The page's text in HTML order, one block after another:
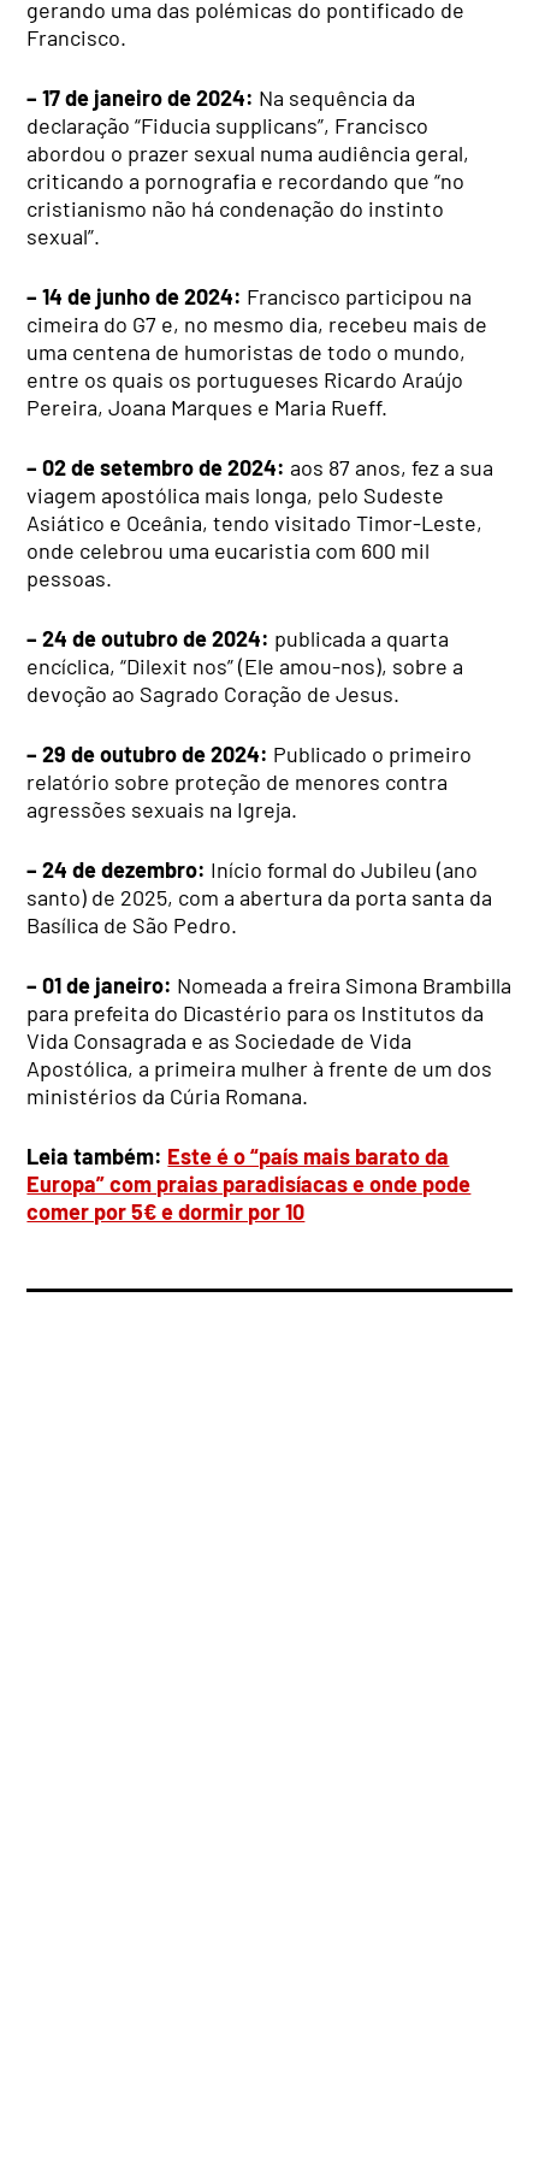
gerando uma das polémicas do pontificado de
Francisco.
– 17 de janeiro de 2024: Na sequência da
declaração “Fiducia supplicans”, Francisco
abordou o prazer sexual numa audiência geral,
criticando a pornografia e recordando que “no
cristianismo não há condenação do instinto
sexual”.
– 14 de junho de 2024: Francisco participou na
cimeira do G7 e, no mesmo dia, recebeu mais de
uma centena de humoristas de todo o mundo,
entre os quais os portugueses Ricardo Araújo
Pereira, Joana Marques e Maria Rueff.
– 02 de setembro de 2024:aos 87 anos, fez a sua
viagem apostólica mais longa, pelo Sudeste
Asiático e Oceânia, tendo visitado Timor-Leste,
onde celebrou uma eucaristia com 600 mil
pessoas.
– 24 de outubro de 2024: publicada a quarta
encíclica, “Dilexit nos” (Ele amou-nos), sobre a
devoção ao Sagrado Coração de Jesus.
– 29 de outubro de 2024: Publicado o primeiro
relatório sobre proteção de menores contra
agressões sexuais na Igreja.
– 24 de dezembro: Início formal do Jubileu (ano
santo) de 2025, com a abertura da porta santa da
Basílica de São Pedro.
– 01 de janeiro: Nomeada a freira Simona Brambilla
para prefeita do Dicastério para os Institutos da
Vida Consagrada e as Sociedade de Vida
Apostólica, a primeira mulher à frente de um dos
ministérios da Cúria Romana.
Leia também: Este é o “país mais barato da
Europa” com praias paradisíacas e onde pode
comer por 5€ e dormir por 10